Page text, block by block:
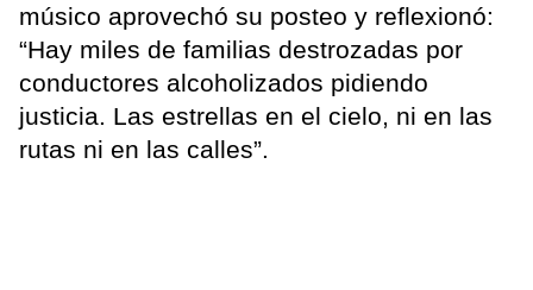
músico aprovechó su posteo y reflexionó:
“Hay miles de familias destrozadas por
conductores alcoholizados pidiendo
justicia. Las estrellas en el cielo, ni en las
rutas ni en las calles”.